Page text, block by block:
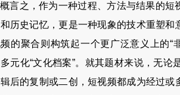
概言之，作为一种过程、方法与结果的
历史记忆，更是一种现象的技术重塑
的聚合则构筑起一个更广泛意义上的
元化“文化档案”。就其题材来说，无
后的复制或二创，短视频都成为经过